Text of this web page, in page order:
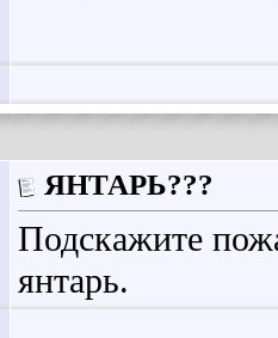
ЯНТАРЬ???
Подскажите
янтарь.